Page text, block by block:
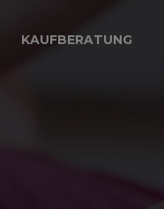
KAUFBERATUNG